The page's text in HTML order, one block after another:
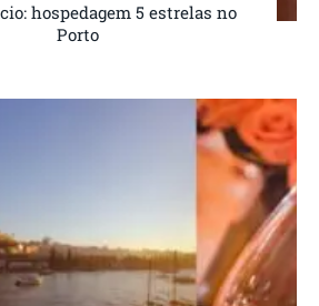
hospedagem 5 estrelas no
Porto